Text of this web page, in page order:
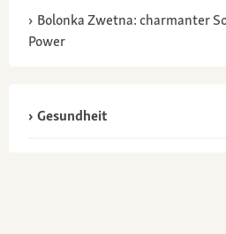
Bolonka Zwetna: charmanter
Power
Gesundheit